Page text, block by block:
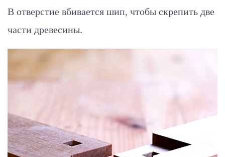
В отверстие вбивается шип, чтобы скрепить две
части древесины.